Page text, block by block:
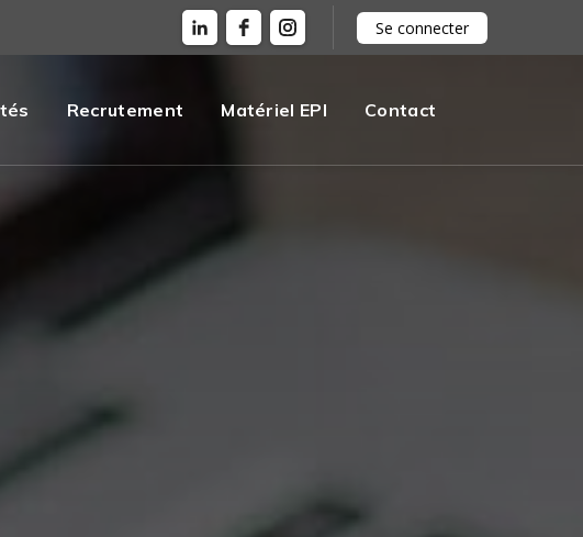
Se connecter
Recrutement Matériel EPI Contact